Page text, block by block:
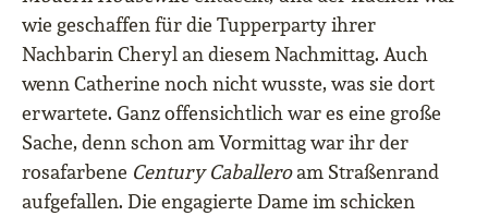
wie geschaffen für die Tupperparty ihrer
Nachbarin Cheryl an diesem Nachmittag. Auch
wenn Catherine noch nicht wusste, was sie dort
erwartete. Ganz offensichtlich war es eine große
Sache, denn schon am Vormittag war ihr der
rosafarbene Century Caballeroam Straßenrand
aufgefallen. Die engagierte Dame im schicken